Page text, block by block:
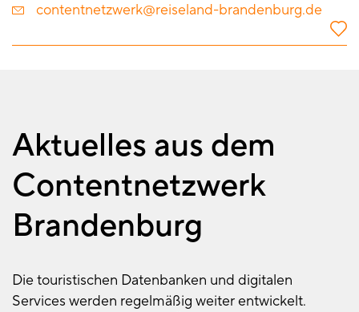
contentnetzwerk@reiseland-brandenburg.de
Aktuelles aus dem
Contentnetzwerk
Brandenburg
Die touristischen Datenbanken und digitalen
Services werden regelmäßig weiter entwickelt.